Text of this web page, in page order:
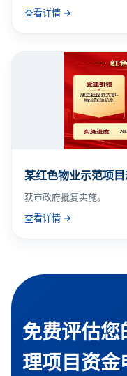
查看详情 →
某红色物业示范项
获市政府批复实施。
查看详情 →
免费评估
理项目资金